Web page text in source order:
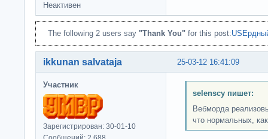
Неактивен
The following 2 users say "Thank You" for this post:
25-03-12 16:41:09
ikkunan salvataja
Участник
Зарегистрирован: 30-01-10
selenscy пишет:
Вебморда
что нормальных,